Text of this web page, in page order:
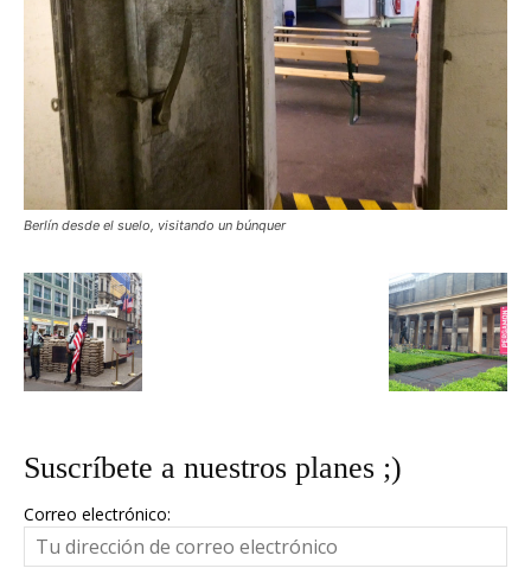
Berlín desde el suelo, visitando un búnquer
Suscríbete a nuestros planes ;)
Correo electrónico: